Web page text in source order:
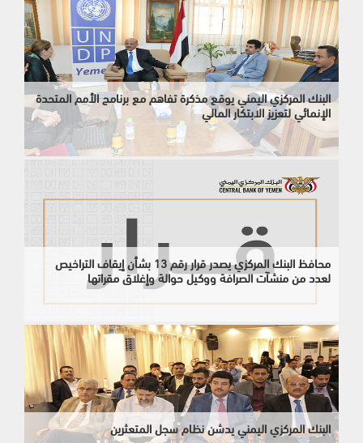
البنك المركزي اليمني يوقع مذكرة تفاهم مع برنامج الأمم المتحدة
الإنمائي لتعزيز الابتكار المالي
محافظ البنك المركزي يصدر قرار رقم 13 بشأن إيقاف التراخيص
لعدد من منشآت الصرافة ووكيل حوالة وإغلاق مقراتها
البنك المركزي اليمني يدشن نظام سجل المتعثرين